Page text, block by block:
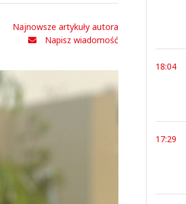
Najnowsze artykuły autora
Napisz wiadomość
18:04
17:29